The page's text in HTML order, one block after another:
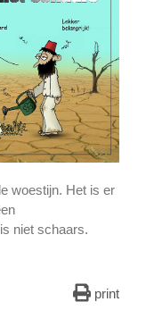
woestijn. Het is er
niet schaars.
print